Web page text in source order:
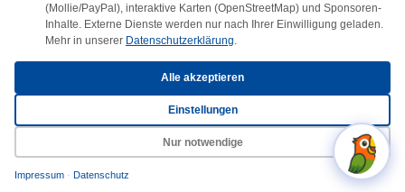
Folgen Sie uns!
facebook
E-Mail
(Mollie/PayPal), interaktive Karten (OpenStreetMap) und Sponsoren-
Inhalte. Externe Dienste werden nur nach Ihrer Einwilligung geladen.
Mehr in unserer Datenschutzerklärung.
Alle akzeptieren
Einstellungen
Nur notwendige
Impressum · Datenschutz